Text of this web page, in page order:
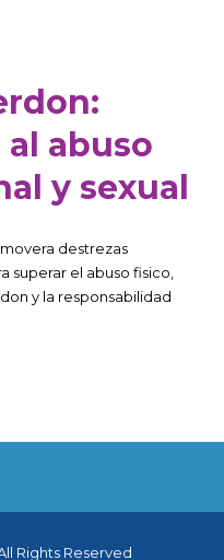
abuso
y sexual
destrezas
superar el abuso fisico,
y la responsabilidad
Rights Reserved